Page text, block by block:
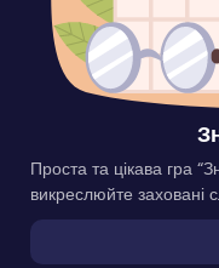
Проста та цікава гра
викреслюйте заховані